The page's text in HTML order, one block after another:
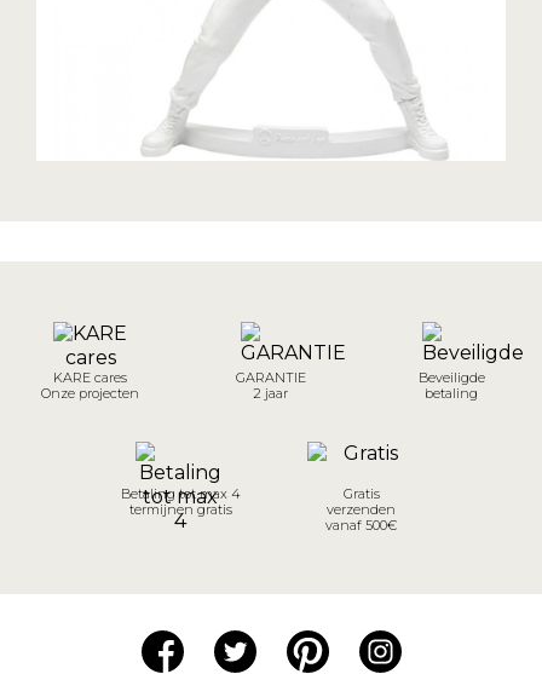
KARE cares
Onze projecten
GARANTIE
2 jaar
Beveiligde
betaling
Betaling tot max 4
termijnen gratis
Gratis
verzenden
vanaf 500€